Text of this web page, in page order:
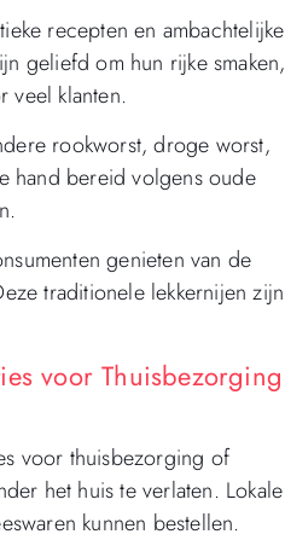
recepten en ambachtelijke
geliefd om hun rijke smaken,
veel klanten.
rookworst, droge worst,
hand bereid volgens oude
genieten van de
traditionele lekkernijen zijn
voor Thuisbezorging
voor thuisbezorging of
het huis te verlaten. Lokale
kunnen bestellen.